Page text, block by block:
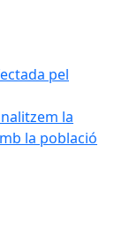
pel
la
la població